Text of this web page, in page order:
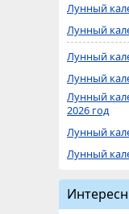
Лунный
Лунный
Лунный
Лунный
Лунный
2026 год
Лунный
Лунный